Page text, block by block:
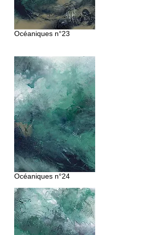
Océaniques n°23
Océaniques n°24